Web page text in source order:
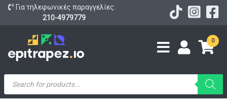
Για τηλεφωνικές παραγγελίες:
210-4979779
0
Products
search